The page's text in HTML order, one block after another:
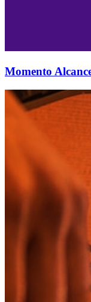
Momento